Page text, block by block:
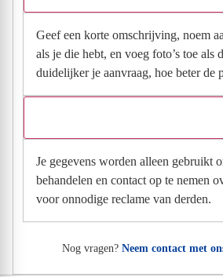
Geef een korte omschrijving, noem
als je die hebt, en voeg foto’s toe als
duidelijker je aanvraag, hoe beter de
Je gegevens worden alleen gebruikt
behandelen en contact op te nemen
voor onnodige reclame van derden.
Nog vragen? Neem contact met